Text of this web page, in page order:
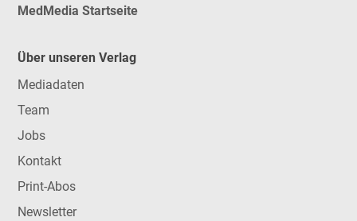
MedMedia Startseite
Über unseren Verlag
Mediadaten
Team
Jobs
Kontakt
Print-Abos
Newsletter